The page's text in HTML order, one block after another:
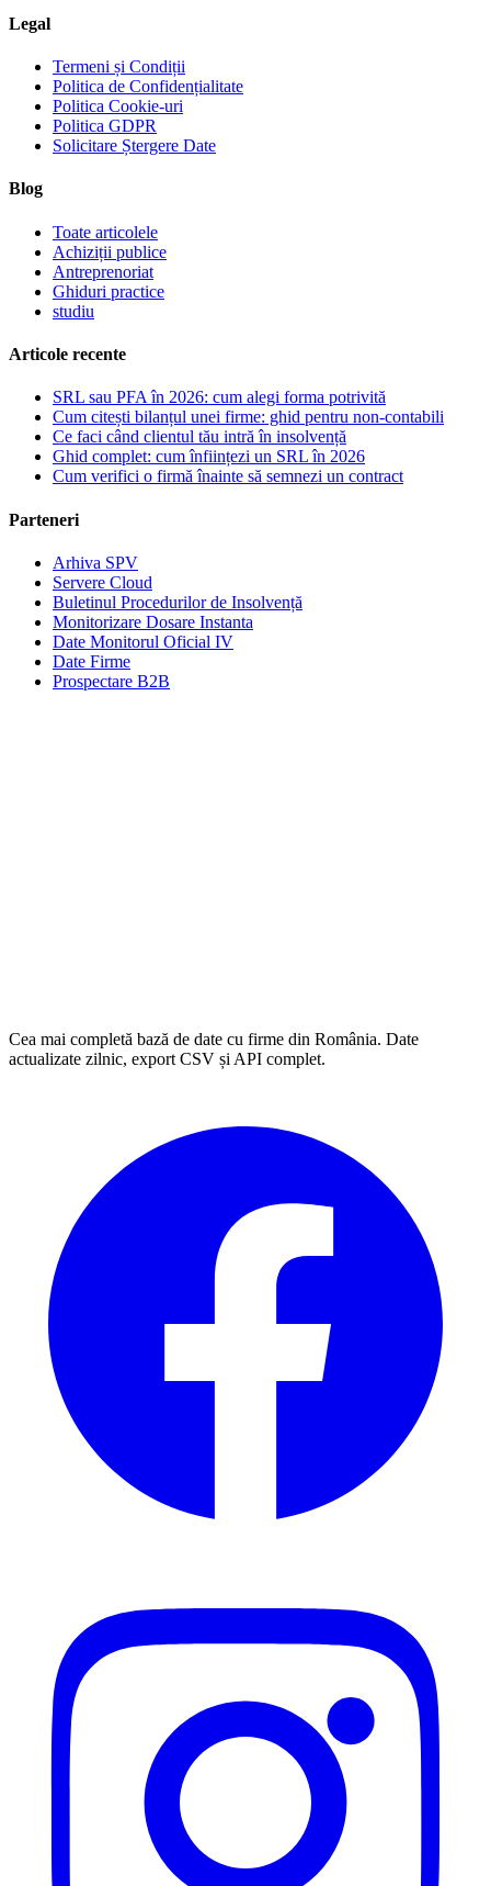
Legal
Termeni și Condiții
Politica de Confidențialitate
Politica Cookie-uri
Politica GDPR
Solicitare Ștergere Date
Blog
Toate articolele
Achiziții publice
Antreprenoriat
Ghiduri practice
studiu
Articole recente
SRL sau PFA în 2026: cum alegi forma potrivită
Cum citești bilanțul unei firme: ghid pentru non-contabili
Ce faci când clientul tău intră în insolvență
Ghid complet: cum înființezi un SRL în 2026
Cum verifici o firmă înainte să semnezi un contract
Parteneri
Arhiva SPV
Servere Cloud
Buletinul Procedurilor de Insolvență
Monitorizare Dosare Instanta
Date Monitorul Oficial IV
Date Firme
Prospectare B2B
Cea mai completă bază de date cu firme din România. Date
actualizate zilnic, export CSV și API complet.